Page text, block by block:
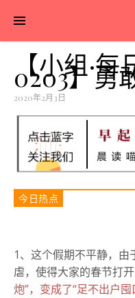
【小组·
0203】勇
2020年2月3日
今日热点
1、这个假期不平静，由
虐，使得大家的春节打
炮”，变成了“足不出户囤